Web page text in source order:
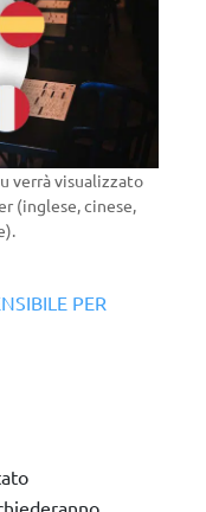
PER
verrà visualizzato
(inglese, cinese,